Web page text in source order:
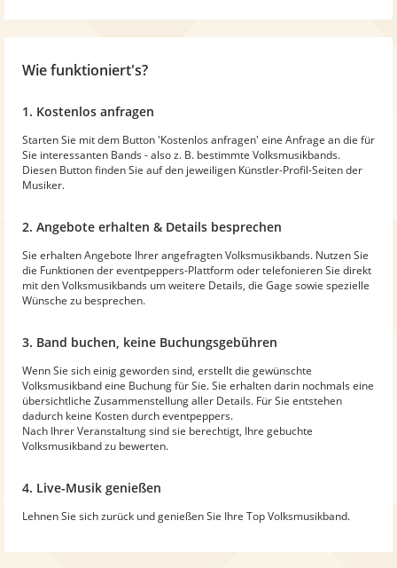
Wie funktioniert's?
1. Kostenlos anfragen
Starten Sie mit dem Button 'Kostenlos anfragen' eine Anfrage an die für
Sie interessanten Bands - also z. B. bestimmte Volksmusikbands.
Diesen Button finden Sie auf den jeweiligen Künstler-Profil-Seiten der
Musiker.
2. Angebote erhalten & Details besprechen
Sie erhalten Angebote Ihrer angefragten Volksmusikbands. Nutzen Sie
die Funktionen der eventpeppers-Plattform oder telefonieren Sie direkt
mit den Volksmusikbands um weitere Details, die Gage sowie spezielle
Wünsche zu besprechen.
3. Band buchen, keine Buchungsgebühren
Wenn Sie sich einig geworden sind, erstellt die gewünschte
Volksmusikband eine Buchung für Sie. Sie erhalten darin nochmals eine
übersichtliche Zusammenstellung aller Details. Für Sie entstehen
dadurch keine Kosten durch eventpeppers.
Nach Ihrer Veranstaltung sind sie berechtigt, Ihre gebuchte
Volksmusikband zu bewerten.
4. Live-Musik genießen
Lehnen Sie sich zurück und genießen Sie Ihre Top Volksmusikband.